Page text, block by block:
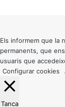
button
Els informem que la
permanents, que
usuaris que
Configurar cookies
Tanca